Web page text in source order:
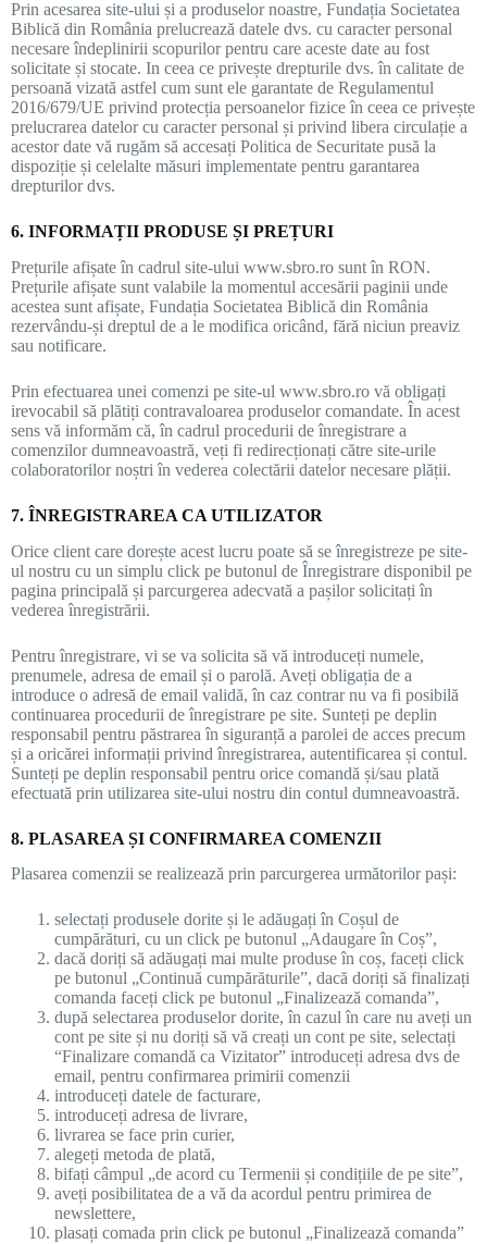
Prin acesarea site-ului și a produselor noastre, Fundația Societatea
Biblică din România prelucrează datele dvs. cu caracter personal
necesare îndeplinirii scopurilor pentru care aceste date au fost
solicitate și stocate. In ceea ce privește drepturile dvs. în calitate de
persoană vizată astfel cum sunt ele garantate de Regulamentul
2016/679/UE privind protecția persoanelor fizice în ceea ce privește
prelucrarea datelor cu caracter personal și privind libera circulație a
acestor date vă rugăm să accesați Politica de Securitate pusă la
dispoziție și celelalte măsuri implementate pentru garantarea
drepturilor dvs.
6. INFORMAȚII PRODUSE ȘI PREȚURI
Prețurile afișate în cadrul site-ului www.sbro.ro sunt în RON.
Prețurile afișate sunt valabile la momentul accesării paginii unde
acestea sunt afișate, Fundația Societatea Biblică din România
rezervându-și dreptul de a le modifica oricând, fără niciun preaviz
sau notificare.
Prin efectuarea unei comenzi pe site-ul www.sbro.ro vă obligați
irevocabil să plătiți contravaloarea produselor comandate. În acest
sens vă informăm că, în cadrul procedurii de înregistrare a
comenzilor dumneavoastră, veți fi redirecționați către site-urile
colaboratorilor noștri în vederea colectării datelor necesare plății.
7. ÎNREGISTRAREA CA UTILIZATOR
Orice client care dorește acest lucru poate să se înregistreze pe site-
ul nostru cu un simplu click pe butonul de Înregistrare disponibil pe
pagina principală și parcurgerea adecvată a pașilor solicitați în
vederea înregistrării.
Pentru înregistrare, vi se va solicita să vă introduceți numele,
prenumele, adresa de email și o parolă. Aveți obligația de a
introduce o adresă de email validă, în caz contrar nu va fi posibilă
continuarea procedurii de înregistrare pe site. Sunteți pe deplin
responsabil pentru păstrarea în siguranță a parolei de acces precum
și a oricărei informații privind înregistrarea, autentificarea și contul.
Sunteți pe deplin responsabil pentru orice comandă și/sau plată
efectuată prin utilizarea site-ului nostru din contul dumneavoastră.
8. PLASAREA ȘI CONFIRMAREA COMENZII
Plasarea comenzii se realizează prin parcurgerea următorilor pași:
selectați produsele dorite și le adăugați în Coșul de
cumpărături, cu un click pe butonul „Adaugare în Coș”,
dacă doriți să adăugați mai multe produse în coș, faceți click
pe butonul „Continuă cumpărăturile”, dacă doriți să finalizați
comanda faceți click pe butonul „Finalizează comanda”,
după selectarea produselor dorite, în cazul în care nu aveți un
cont pe site și nu doriți să vă creați un cont pe site, selectați
“Finalizare comandă ca Vizitator” introduceți adresa dvs de
email, pentru confirmarea primirii comenzii
introduceți datele de facturare,
introduceți adresa de livrare,
livrarea se face prin curier,
alegeți metoda de plată,
bifați câmpul „de acord cu Termenii și condițiile de pe site”,
aveți posibilitatea de a vă da acordul pentru primirea de
newslettere,
plasați comada prin click pe butonul „Finalizează comanda”